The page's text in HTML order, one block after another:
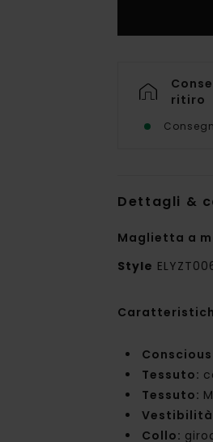
ritiro
Dettagli &
Maglietta a
Style
Tessuto:
Tessuto:
Collo: